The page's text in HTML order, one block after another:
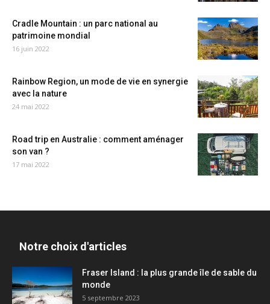
Cradle Mountain : un parc national au
patrimoine mondial
16 juin 2022
Rainbow Region, un mode de vie en synergie
avec la nature
24 mai 2022
Road trip en Australie : comment aménager
son van ?
17 mai 2022
Notre choix d'articles
Fraser Island : la plus grande île de sable du
monde
5 septembre 2023